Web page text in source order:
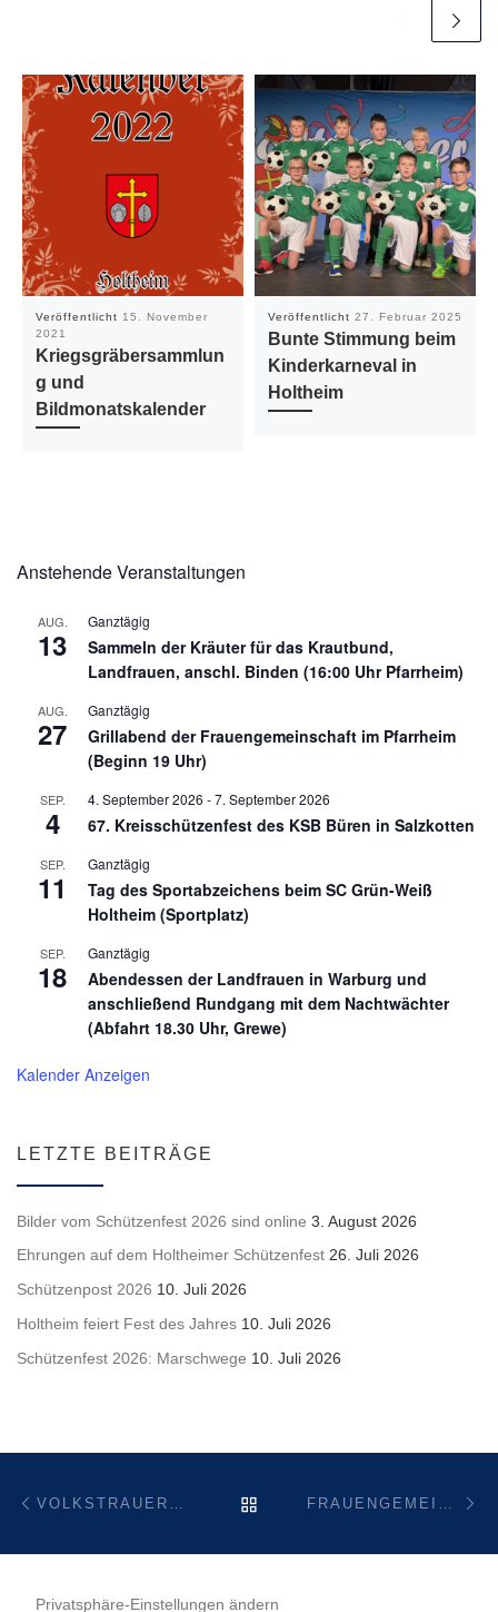
Veröffentlicht 15. November
2021
Kriegsgräbersammlun
g und
Bildmonatskalender
Veröffentlicht 27. Februar 2025
Bunte Stimmung beim
Kinderkarneval in
Holtheim
Anstehende Veranstaltungen
AUG.
13
Ganztägig
Sammeln der Kräuter für das Krautbund,
Landfrauen, anschl. Binden (16:00 Uhr Pfarrheim)
AUG.
27
Ganztägig
Grillabend der Frauengemeinschaft im Pfarrheim
(Beginn 19 Uhr)
SEP.
4
4. September 2026 -7. September 2026
67. Kreisschützenfest des KSB Büren in Salzkotten
SEP.
11
Ganztägig
Tag des Sportabzeichens beim SC Grün-Weiß
Holtheim (Sportplatz)
SEP.
18
Ganztägig
Abendessen der Landfrauen in Warburg und
anschließend Rundgang mit dem Nachtwächter
(Abfahrt 18.30 Uhr, Grewe)
Kalender Anzeigen
LETZTE BEITRÄGE
Bilder vom Schützenfest 2026 sind online 3. August 2026
Ehrungen auf dem Holtheimer Schützenfest 26. Juli 2026
Schützenpost 2026 10. Juli 2026
Holtheim feiert Fest des Jahres 10. Juli 2026
Schützenfest 2026: Marschwege 10. Juli 2026
BeitragsnavigationZURÜCK ZUR
Privatsphäre-Einstellungen ändern